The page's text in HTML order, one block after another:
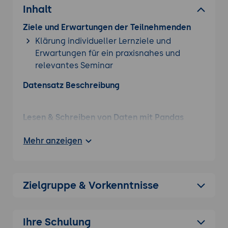
Bei Interesse an einer weiteren Pandas Schulung
werfen Sie einen Blick auf unser gesamtes
Inhalt
Ziele und Erwartungen der Teilnehmenden
Klärung individueller Lernziele und
Erwartungen für ein praxisnahes und
relevantes Seminar
Datensatz Beschreibung
Lesen & Schreiben von Daten mit Pandas
Befehlen
Übung: Lesen einer csv-Datei mit Pandas
Pandas-Dataframes
Mehr anzeigen
Zielgruppe & Vorkenntnisse
Ihre Schulung